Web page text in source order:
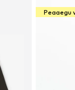
Peaaegu